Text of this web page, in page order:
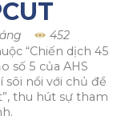
452
“Chiến dịch 45
số 5 của AHS
nổi với chủ đề
thu hút sự tham